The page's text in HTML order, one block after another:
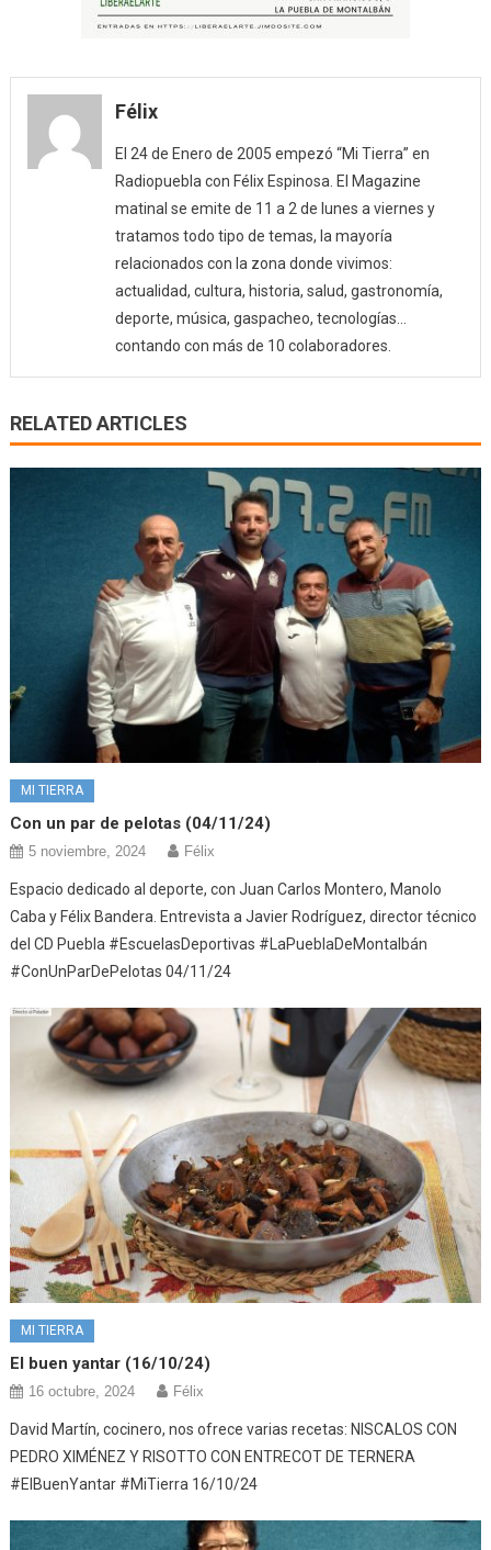
Félix
El 24 de Enero de 2005 empezó “Mi Tierra” en
Radiopuebla con Félix Espinosa. El Magazine
matinal se emite de 11 a 2 de lunes a viernes y
tratamos todo tipo de temas, la mayoría
relacionados con la zona donde vivimos:
actualidad, cultura, historia, salud, gastronomía,
deporte, música, gaspacheo, tecnologías…
contando con más de 10 colaboradores.
RELATED ARTICLES
MI TIERRA
Con un par de pelotas (04/11/24)
5 noviembre, 2024 Félix
Espacio dedicado al deporte, con Juan Carlos Montero, Manolo
Caba y Félix Bandera. Entrevista a Javier Rodríguez, director técnico
del CD Puebla #EscuelasDeportivas #LaPueblaDeMontalbán
#ConUnParDePelotas 04/11/24
MI TIERRA
El buen yantar (16/10/24)
16 octubre, 2024 Félix
David Martín, cocinero, nos ofrece varias recetas: NISCALOS CON
PEDRO XIMÉNEZ Y RISOTTO CON ENTRECOT DE TERNERA
#ElBuenYantar #MiTierra 16/10/24